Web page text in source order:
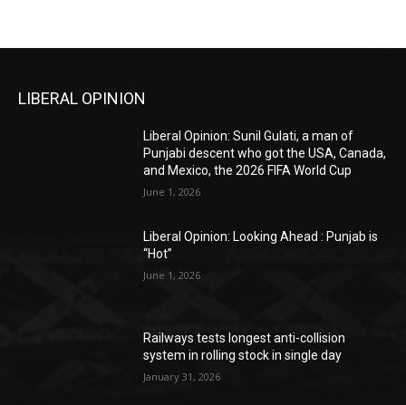
LIBERAL OPINION
Liberal Opinion: Sunil Gulati, a man of
Punjabi descent who got the USA, Canada,
and Mexico, the 2026 FIFA World Cup
June 1, 2026
Liberal Opinion: Looking Ahead : Punjab is
“Hot”
June 1, 2026
Railways tests longest anti-collision
system in rolling stock in single day
January 31, 2026